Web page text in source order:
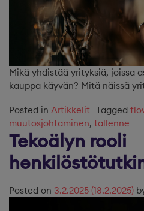
Mikä yhdistää yrityksiä, joissa
kauppa käyvän? Mitä näissä
Posted in Artikkelit Tagged
muutosjohtaminen, tallenne
Tekoälyn rooli
Posted on 3.2.2025 (18.2.2025)